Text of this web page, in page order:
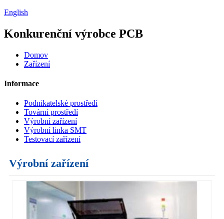
English
Konkurenční výrobce PCB
Domov
Zařízení
Informace
Podnikatelské prostředí
Tovární prostředí
Výrobní zařízení
Výrobní linka SMT
Testovací zařízení
Výrobní zařízení